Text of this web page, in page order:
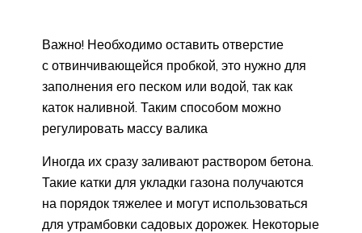
Важно! Необходимо оставить отверстие
с отвинчивающейся пробкой, это нужно для
заполнения его песком или водой, так как
каток наливной. Таким способом можно
регулировать массу валика
Иногда их сразу заливают раствором бетона.
Такие катки для укладки газона получаются
на порядок тяжелее и могут использоваться
для утрамбовки садовых дорожек. Некоторые